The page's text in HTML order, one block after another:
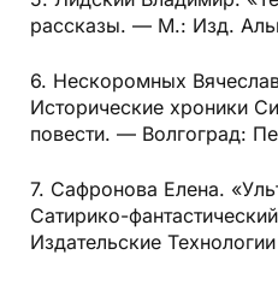
рассказы. — М.: Изд.
6. Нескоромных
Исторические хроники
повести. — Волгоград:
7. Сафронова Елена.
Сатирико-
Издательские